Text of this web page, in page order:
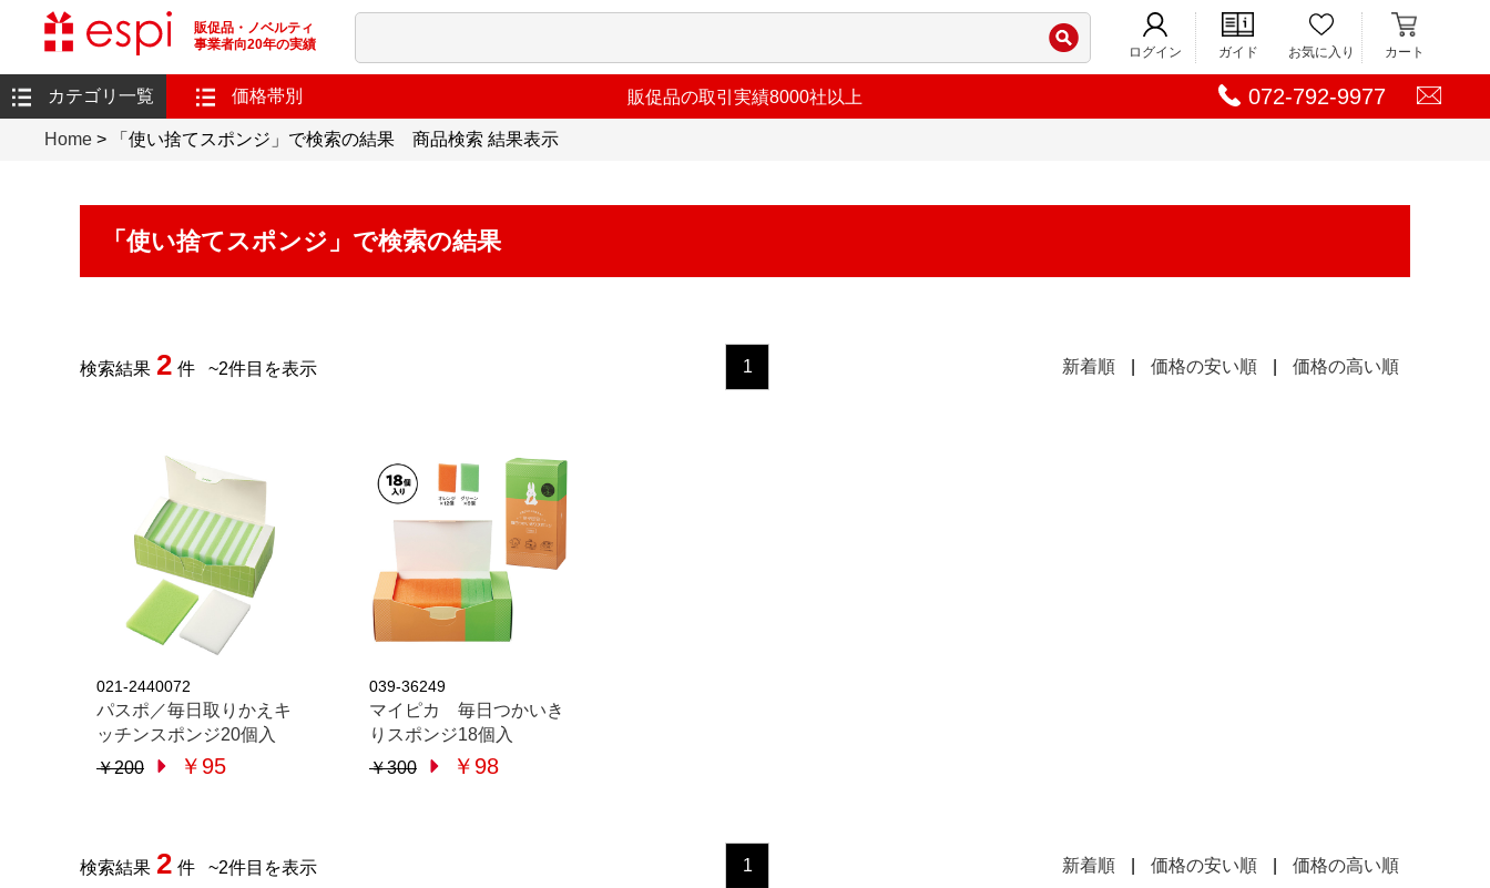
販促品・ノベルティ
事業者向20年の実績
ログイン ガイド お気に入り カート
カテゴリ一覧 価格帯別 072-792-9977
販促品の取引実績8000社以上
Home > 「使い捨てスポンジ」で検索の結果 商品検索 結果表示
「使い捨てスポンジ」で検索の結果
検索結果 2 件 ~2件目を表示 1 新着順 価格の安い順 価格の高い順
021-2440072
パスポ／毎日取りかえキ
ッチンスポンジ20個入
￥200
￥95
039-36249
マイピカ 毎日つかいき
りスポンジ18個入
￥300
￥98
検索結果 2 件 ~2件目を表示 1 新着順 価格の安い順 価格の高い順